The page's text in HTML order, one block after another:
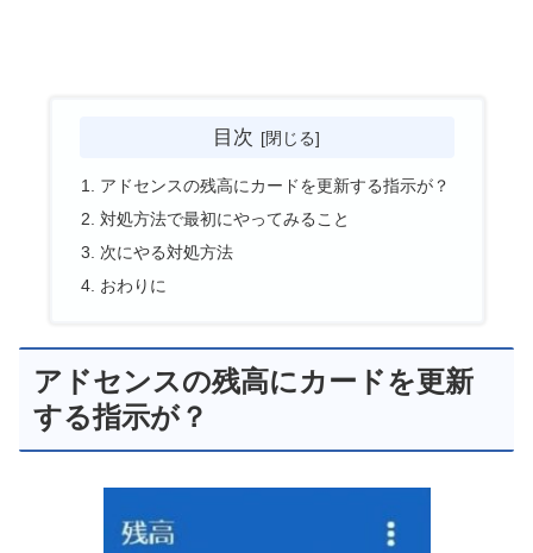
目次
アドセンスの残高にカードを更新する指示が？
対処方法で最初にやってみること
次にやる対処方法
おわりに
アドセンスの残高にカードを更新
する指示が？